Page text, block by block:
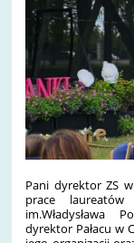
Pani dyrektor ZS
prace laureatów
im.Władysława
dyrektor Pałacu w